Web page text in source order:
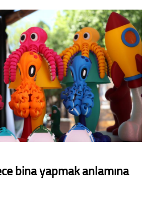
bina yapmak anlamına